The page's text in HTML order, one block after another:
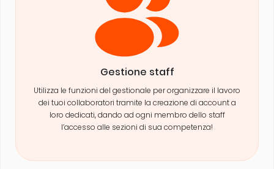
Gestione staff
Utilizza le funzioni del gestionale per organizzare il lavoro
dei tuoi collaboratori tramite la creazione di account a
loro dedicati, dando ad ogni membro dello staff
l’accesso alle sezioni di sua competenza!